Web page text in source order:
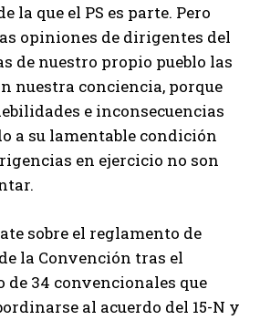
la que el PS es parte. Pero
opiniones de dirigentes del
de nuestro propio pueblo las
nuestra conciencia, porque
e inconsecuencias
a su lamentable condición
en ejercicio no son
sobre el reglamento de
la Convención tras el
34 convencionales que
al acuerdo del 15-N y